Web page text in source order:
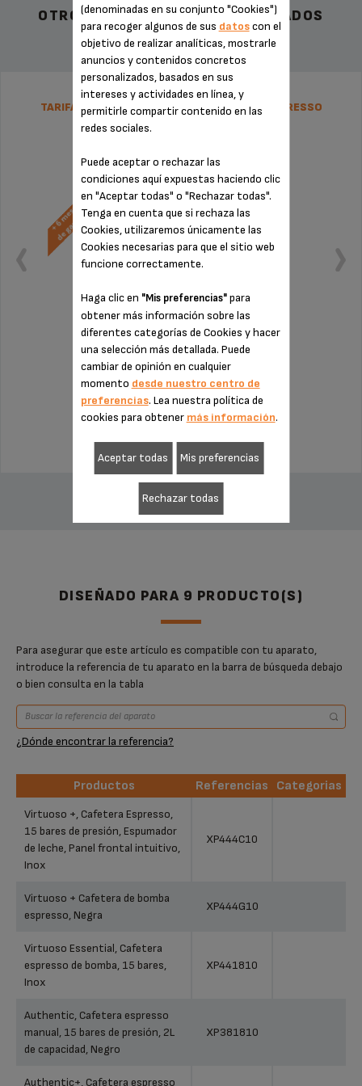
OTROS ACCESORIOS RECOMENDADOS
TARIFA PLANA DE REPARACIÓN CAFETERA ESPRESSO
Sin factura ni sorpresas
¡Extensión de la garantía de 6 meses!
66,99 €
AÑADIR A LA CESTA
DISEÑADO PARA 9 PRODUCTO(S)
Para asegurar que este artículo es compatible con tu aparato,
introduce la referencia de tu aparato en la barra de búsqueda debajo
o bien consulta en la tabla
¿Dónde encontrar la referencia?
Productos Referencias
Categorias
Productos
Virtuoso +, Cafetera Espresso,
15 bares de presión, Espumador
de leche, Panel frontal intuitivo,
Inox
XP444C10
Virtuoso + Cafetera de bomba
espresso, Negra
XP444G10
Virtuoso Essential, Cafetera
espresso de bomba, 15 bares,
Inox
XP441810
Authentic, Cafetera espresso
manual, 15 bares de presión, 2L
de capacidad, Negro
XP381810
Authentic+, Cafetera espresso
(denominadas en su conjunto "Cookies")
para recoger algunos de sus datoscon el
objetivo de realizar analíticas, mostrarle
anuncios y contenidos concretos
personalizados, basados en sus
intereses y actividades en línea, y
permitirle compartir contenido en las
redes sociales.
Puede aceptar o rechazar las
condiciones aquí expuestas haciendo clic
en "Aceptar todas" o "Rechazar todas".
Tenga en cuenta que si rechaza las
Cookies, utilizaremos únicamente las
Cookies necesarias para que el sitio web
funcione correctamente.
Haga clic en "Mis preferencias"para
obtener más información sobre las
diferentes categorías de Cookies y hacer
una selección más detallada. Puede
cambiar de opinión en cualquier
momento desde nuestro centro de
preferencias. Lea nuestra política de
cookies para obtener más información.
Aceptar todas Mis preferencias
Rechazar todas